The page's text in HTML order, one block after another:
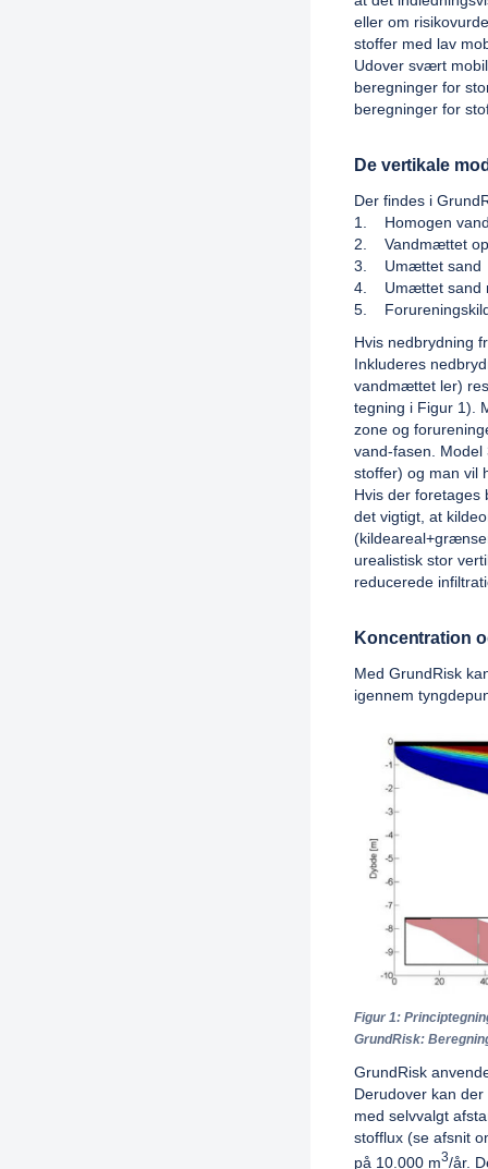
eller om
stoffer med lav
Udover svært
beregninger for
beregninger for
De vertikale
Der findes i
1. Homogen
2. Vandmættet
3. Umættet sand
4. Umættet sand
5.
Hvis nedbrydning
Inkluderes
vandmættet ler)
tegning i Figur 1).
zone og
vand-fasen.
stoffer) og man vil
Hvis der
det vigtigt, at
urealistisk stor
reducerede
Koncentration
Med GrundRisk
igennem
Figur 1:
GrundRisk:
GrundRisk
Derudover kan
med selvvalgt
stofflux (se afsnit
på 10.000 m3/år.